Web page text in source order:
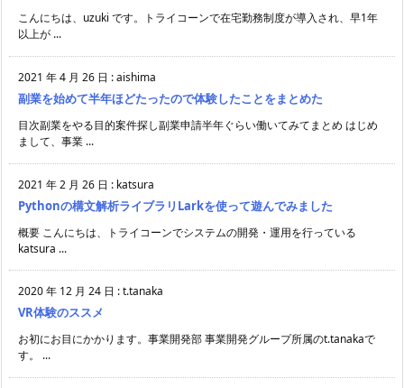
こんにちは、uzuki です。トライコーンで在宅勤務制度が導入され、早1年
以上が ...
2021 年 4 月 26 日 :aishima
副業を始めて半年ほどたったので体験したことをまとめた
目次副業をやる目的案件探し副業申請半年ぐらい働いてみてまとめ はじめ
まして、事業 ...
2021 年 2 月 26 日 : katsura
Pythonの構文解析ライブラリLarkを使って遊んでみました
概要 こんにちは、トライコーンでシステムの開発・運用を行っている
katsura ...
2020 年 12 月 24 日 :t.tanaka
VR体験のススメ
お初にお目にかかります。事業開発部 事業開発グループ所属のt.tanakaで
す。 ...